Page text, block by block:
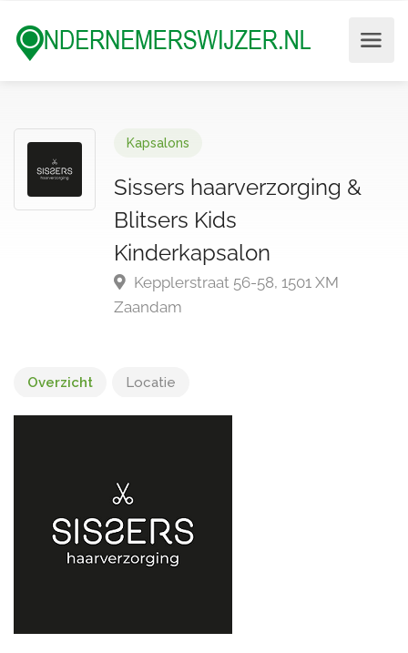
Kapsalons
Sissers haarverzorging &
Blitsers Kids
Kinderkapsalon
Kepplerstraat 56-58, 1501 XM
Zaandam
Overzicht Locatie